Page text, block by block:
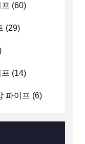
(60)
(29)
(14)
파이프 (6)